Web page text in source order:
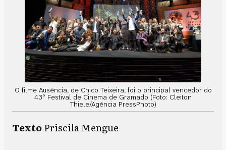
O filme Ausência, de Chico Teixeira, foi o principal vencedor do
43º Festival de Cinema de Gramado (Foto: Cleiton
Thiele/Agência PressPhoto)
TextoPriscila Mengue